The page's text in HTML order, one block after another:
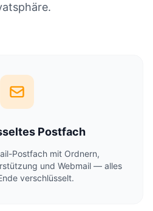
Postfach
Postfach mit Ordnern,
und Webmail — alles
verschlüsselt.